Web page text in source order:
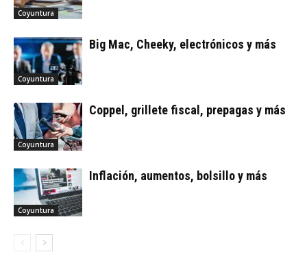
Coyuntura
Coyuntura
Big Mac, Cheeky, electrónicos y más
Coyuntura
Coppel, grillete fiscal, prepagas y más
Coyuntura
Inflación, aumentos, bolsillo y más